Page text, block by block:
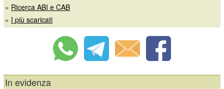
» Ricerca ABI e CAB
» I più scaricati
In evidenza